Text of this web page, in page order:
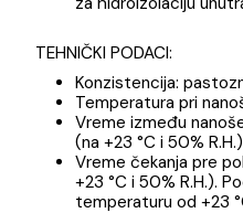
7345207
Izrazito
hidroizolaciona
za hidroizolaciju
TEHNIČKI PODACI: